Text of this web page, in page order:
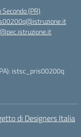
(PR)
istsc_pris00200q
di Designers Italia